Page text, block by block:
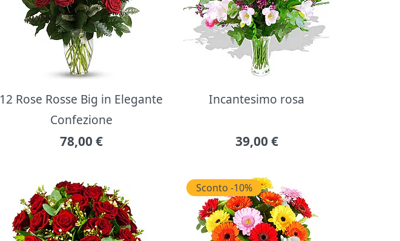
12 Rose Rosse Big in Elegante
Confezione
78,00 €
Incantesimo rosa
39,00 €
Sconto -10%